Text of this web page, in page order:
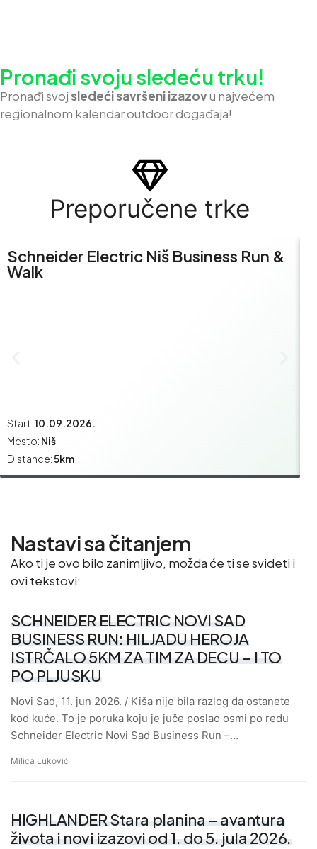
Pronađi svoju sledeću trku!
Pronađi svojsledeći savršeni izazovu najvećem
regionalnom kalendar outdoor događaja!
Preporučene trke
Schneider Electric Niš Business Run &
Walk
Start:10.09.2026.
Mesto: Niš
Distance:5km
Nastavi sa čitanjem
Ako ti je ovo bilo zanimljivo, možda će ti se svideti i
ovi tekstovi:
SCHNEIDER ELECTRIC NOVI SAD
BUSINESS RUN: HILJADU HEROJA
ISTRČALO 5KM ZA TIM ZA DECU – I TO
PO PLJUSKU
Novi Sad, 11. jun 2026. / Kiša nije bila razlog da ostanete
kod kuće. To je poruka koju je juče poslao osmi po redu
Schneider Electric Novi Sad Business Run –…
Milica Luković
HIGHLANDER Stara planina – avantura
života i novi izazovi od 1. do 5. jula 2026.